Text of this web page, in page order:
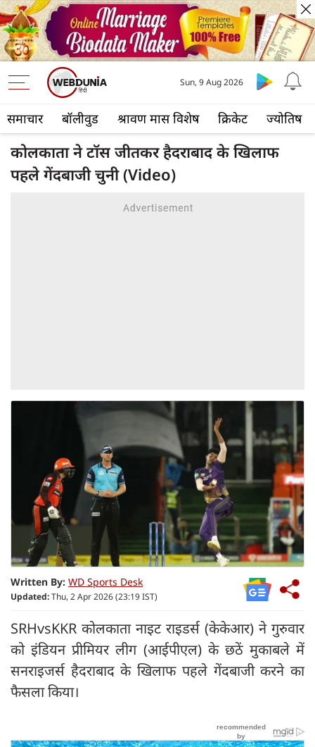
समाचार बॉलीवुड श्रावण मास विशेष क्रिकेट ज्योतिष
Sun, 9 Aug 2026
कोलकाता ने टॉस जीतकर हैदराबाद के खिलाफ
पहले गेंदबाजी चुनी (Video)
Written By: WD Sports Desk
Updated:Thu, 2 Apr 2026 (23:19 IST)
SRHvsKKR कोलकाता नाइट राइडर्स (केकेआर) ने गुरुवार
को इंडियन प्रीमियर लीग (आईपीएल) के छठें मुकाबले में
सनराइजर्स हैदराबाद के खिलाफ पहले गेंदबाजी करने का
फैसला किया।